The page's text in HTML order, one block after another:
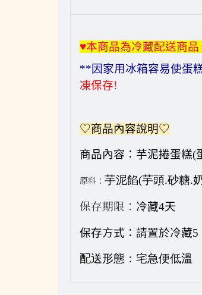
♥本商品為冷藏配送商
**因家用冰箱容易使蛋
凍保存!
♡商品內容說明♡
商品內容： 芋泥捲蛋糕(
原料： 芋泥餡(芋頭.砂糖.
保存期限： 冷藏4天
保存方式： 請置於冷藏5
配送形態：宅急便低溫